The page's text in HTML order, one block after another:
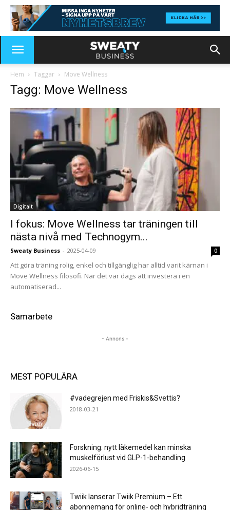
Hem Taggar Move Wellness
Tagg: Move Wellness
Digitalt
I fokus: Move Wellness tar träningen till
nästa nivå med Technogym...
Sweaty Business - 2025-04-09 0
Att göra träning rolig, enkel och tillgänglig har alltid varit kärnan i
Move Wellness filosofi. När det var dags att investera i en
automatiserad...
Samarbete
- Annons -
MEST POPULÄRA
#vadegrejen med Friskis&Svettis?
2018-03-21
Forskning: nytt läkemedel kan minska
muskelförlust vid GLP-1-behandling
2026-06-15
Twiik lanserar Twiik Premium – Ett
abonnemang för online- och hybridträning